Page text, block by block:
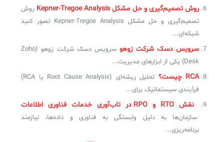
روش تصمیم‌گیری و حل مشکل Kepner-Tregoe Analysis
روش
تصمیم‌گیری و حل مشکل Kepner-Tregoe Analysis تصور کنید
شبکه‌ای...
سرویس دسک شرکت زوهو
سرویس دسک شرکت زوهو (Zoho
Desk) یکی از ابزارهای مدیریت...
RCA چیست؟
تحلیل ریشه‌ای (Root Cause Analysis یا RCA)
فرآیندی سیستماتیک برای...
نقش RTO و RPO در تاب‌آوری خدمات فناوری اطلاعات
سازمان‌ها به دلیل وابستگی به فناوری و داده‌ها، نیازمند
برنامه‌ریزی...